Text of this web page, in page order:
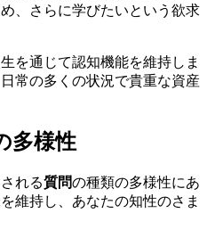
、さらに学びたいという欲求
を通じて認知機能を維持しま
常の多くの状況で貴重な資産
多様性
れる質問の種類の多様性にあ
維持し、あなたの知性のさま